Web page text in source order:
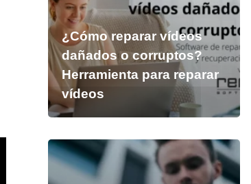
¿Cómo reparar vídeos
dañados o corruptos?
Herramienta para reparar
vídeos